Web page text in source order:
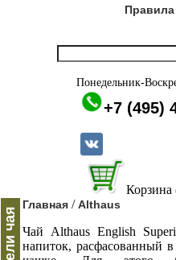
Понедельник-
+7 (495)
Корзина
Главная /Althaus
Чай Althaus English
напиток, расфасованный